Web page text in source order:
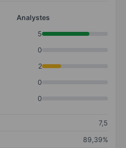
Analystes
5
0
2
0
0
7,5
89,39%